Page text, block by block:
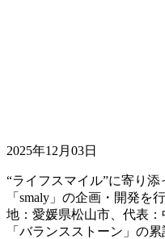
2025年12月03日
“ライフスマイル”に寄り
「smaly」の企画・開発
地：愛媛県松山市、代表
「バランスストーン」の